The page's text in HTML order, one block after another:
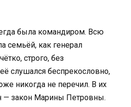
была командиром. Всю
семьёй, как генерал
строго, без
слушался беспрекословно,
никогда не перечил. В их
— закон Марины Петровны.